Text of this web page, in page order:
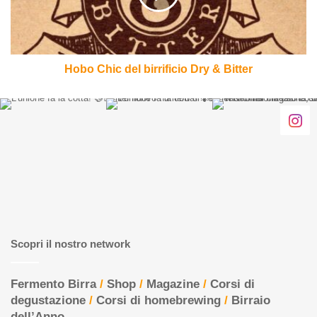
Hobo Chic del birrificio Dry & Bitter
Scopri il nostro network
Fermento Birra/ Shop / Magazine / Corsi di
degustazione / Corsi di homebrewing / Birraio